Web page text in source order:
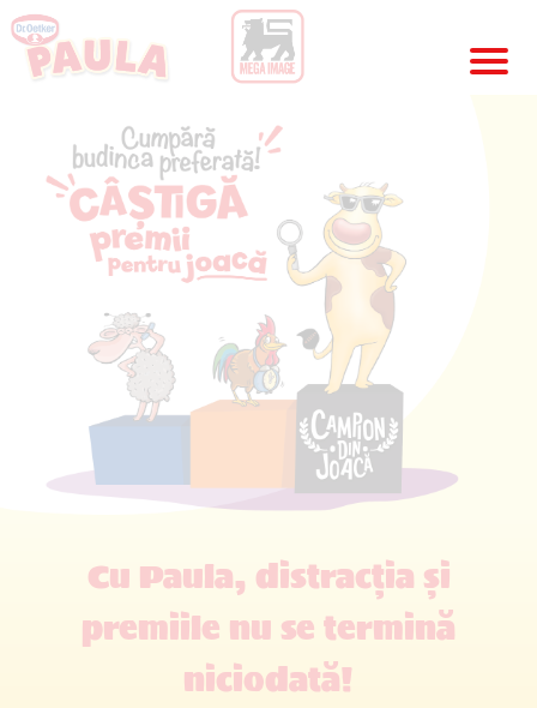
Cumpără
budinca
preferată!
Câștigă
premii
pentru
joacă!
Cu Paula, distracția și
premiile nu se termină
niciodată!